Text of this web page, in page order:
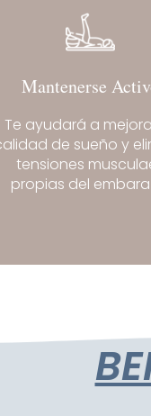
Mantenerse
Te ayudará a
de sueño y
tensiones
propias del